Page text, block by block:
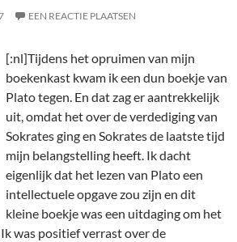
EEN REACTIE PLAATSEN
[:nl]Tijdens het opruimen van mijn
boekenkast kwam ik een dun boekje van
Plato tegen. En dat zag er aantrekkelijk
uit, omdat het over de verdediging van
Sokrates ging en Sokrates de laatste tijd
mijn belangstelling heeft. Ik dacht
eigenlijk dat het lezen van Plato een
intellectuele opgave zou zijn en dit
kleine boekje was een uitdaging om het
was positief verrast over de